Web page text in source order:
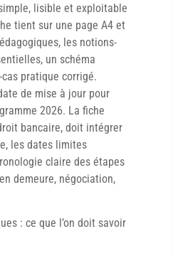
lisible et exploitable
tient sur une page A4 et
les notions-
un schéma
pratique corrigé.
de mise à jour pour
2026. La fiche
bancaire, doit intégrer
les dates limites
claire des étapes
demeure, négociation,
: ce que l’on doit savoir